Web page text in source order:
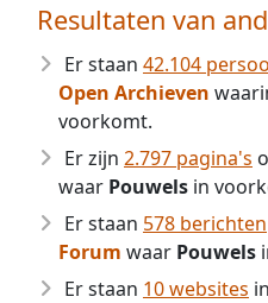
Resultaten van
Er staan 42.104
Open Archieven
voorkomt.
Er zijn 2.797 pagina's
waar Pouwels in
Er staan 578 berichten
Forum waar Pouwels
Er staan 10 websites